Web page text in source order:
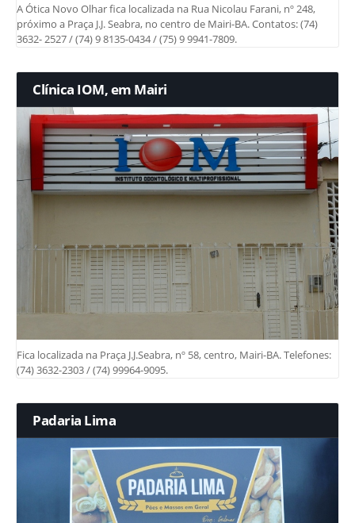
A Ótica Novo Olhar fica localizada na Rua Nicolau Farani, nº 248,
próximo a Praça J.J. Seabra, no centro de Mairi-BA. Contatos: (74)
3632- 2527 / (74) 9 8135-0434 / (75) 9 9941-7809.
Clínica IOM, em Mairi
Fica localizada na Praça J.J.Seabra, nº 58, centro, Mairi-BA. Telefones:
(74) 3632-2303 / (74) 99964-9095.
Padaria Lima